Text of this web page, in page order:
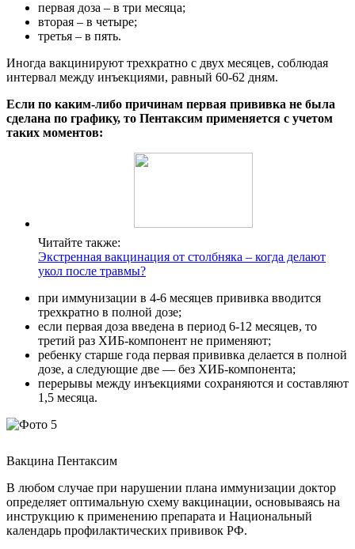
первая доза – в три месяца;
вторая – в четыре;
третья – в пять.
Иногда вакцинируют трехкратно с двух месяцев, соблюдая
интервал между инъекциями, равный 60-62 дням.
Если по каким-либо причинам первая прививка не была
сделана по графику, то Пентаксим применяется с учетом
таких моментов:
Читайте также:
Экстренная вакцинация от столбняка – когда делают
укол после травмы?
при иммунизации в 4-6 месяцев прививка вводится
трехкратно в полной дозе;
если первая доза введена в период 6-12 месяцев, то
третий раз ХИБ-компонент не применяют;
ребенку старше года первая прививка делается в полной
дозе, а следующие две — без ХИБ-компонента;
перерывы между инъекциями сохраняются и составляют
1,5 месяца.
Вакцина Пентаксим
В любом случае при нарушении плана иммунизации доктор
определяет оптимальную схему вакцинации, основываясь на
инструкцию к применению препарата и Национальный
календарь профилактических прививок РФ.